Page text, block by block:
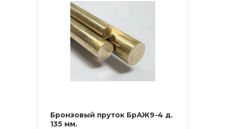
Бронзовый пруток БрАЖ9-4 д.
135 мм.